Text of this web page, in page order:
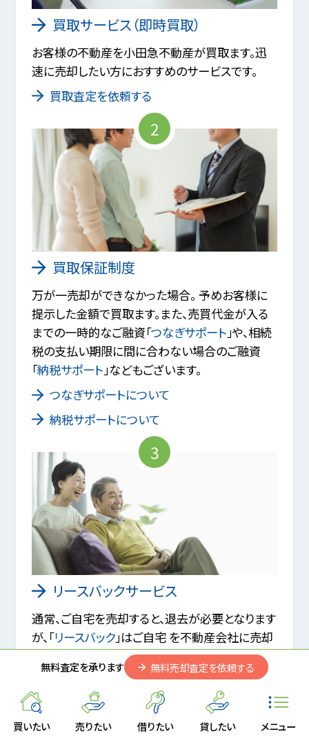
買いたい 売りたい 借りたい 貸したい メニュー
買取サービス（即時買取）
お客様の不動産を小田急不動産が買取ます。迅
速に売却したい方におすすめのサービスです。
買取査定を依頼する
2
買取保証制度
万が一売却ができなかった場合。 予めお客様に
提示した金額で買取ます。また、売買代金が入る
までの一時的なご融資「つなぎサポート」や、相続
税の支払い期限に間に合わない場合のご融資
「納税サポート」などもございます。
つなぎサポートについて
納税サポートについて
3
リースバックサービス
通常、ご自宅を売却すると、退去が必要となります
が、「リースバック」はご自宅 を不動産会社に売却
して、自由に使える資金を手にできるうえに、定期
借家契約で、そのまま住み続けられるサービスで
す。
無料査定を承ります 無料売却査定を依頼する